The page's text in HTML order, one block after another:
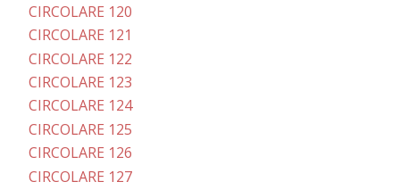
CIRCOLARE 120
CIRCOLARE 121
CIRCOLARE 122
CIRCOLARE 123
CIRCOLARE 124
CIRCOLARE 125
CIRCOLARE 126
CIRCOLARE 127